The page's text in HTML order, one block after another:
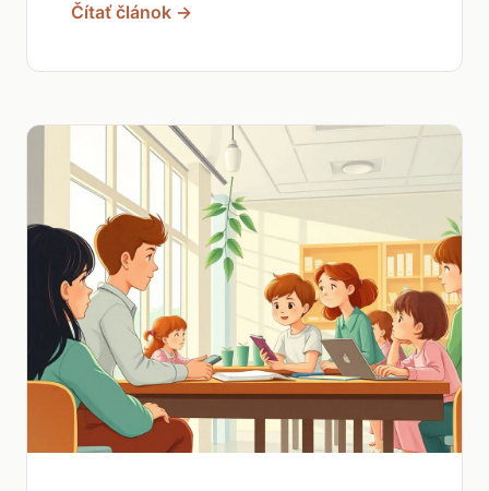
Čítať článok →